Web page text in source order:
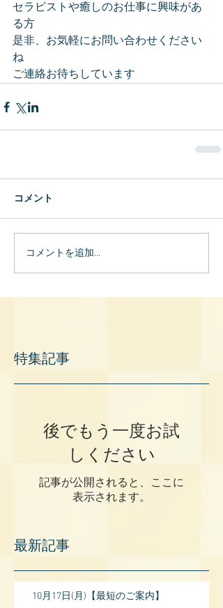
セラピストや癒しのお仕事に興味があ
る方
是非、お気軽にお問い合わせください
ね
ご連絡お待ちしています
コメント
コメントを追加…
特集記事
後でもう一度お試
しください
記事が公開されると、ここに
表示されます。
最新記事
10月17日(月)【最短のご案内】